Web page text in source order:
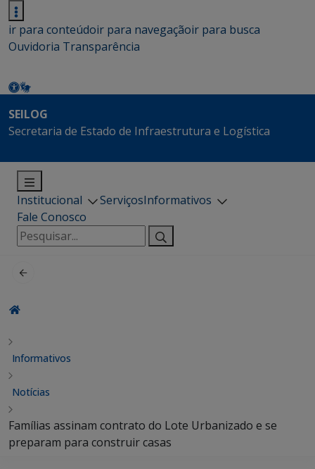
ir para conteúdoir para navegaçãoir para busca
Ouvidoria Transparência
SEILOG
Secretaria de Estado de Infraestrutura e Logística
Institucional ServiçosInformativos
Fale Conosco
Pesquisar
por:
Informativos
Notícias
Famílias assinam contrato do Lote Urbanizado e se
preparam para construir casas